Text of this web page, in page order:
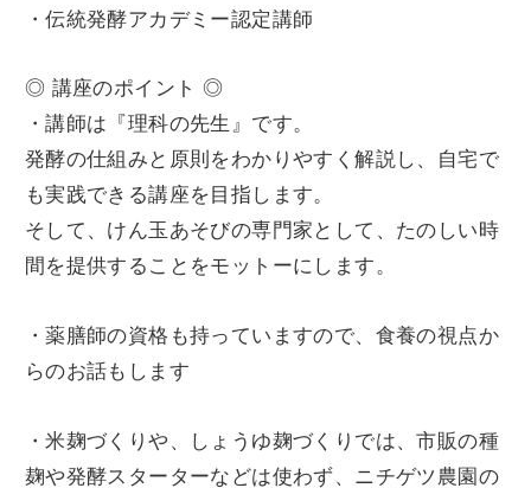
・伝統発酵アカデミー認定講師
◎ 講座のポイント ◎
・講師は『理科の先生』です。
発酵の仕組みと原則をわかりやすく解説し、自宅で
も実践できる講座を目指します。
そして、けん玉あそびの専門家として、たのしい時
間を提供することをモットーにします。
・薬膳師の資格も持っていますので、食養の視点か
らのお話もします
・米麹づくりや、しょうゆ麹づくりでは、市販の種
麹や発酵スターターなどは使わず、ニチゲツ農園の